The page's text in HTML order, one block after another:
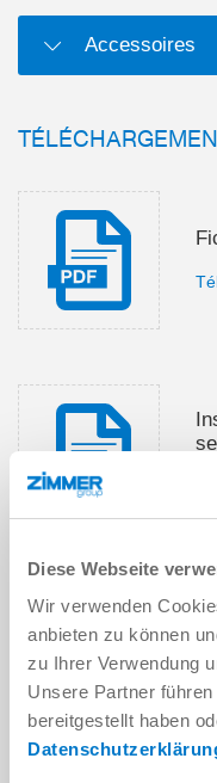
Diese Webseite
Wir verwenden
anbieten zu können
zu Ihrer Verwendung
Unsere Partner
bereitgestellt haben
Accessoires